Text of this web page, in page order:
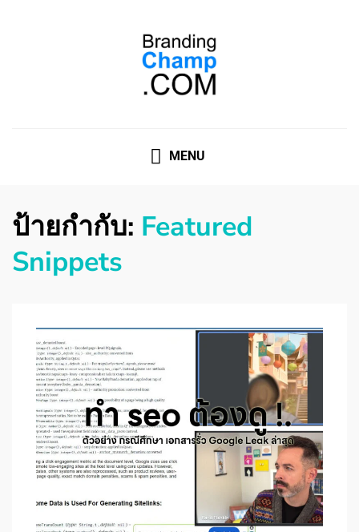
MENU
ป้ายกำกับ: Featured
Snippets